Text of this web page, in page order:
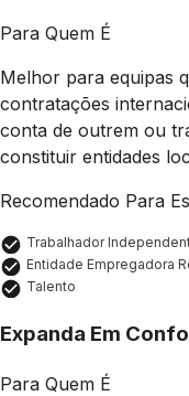
Para Quem É
Melhor para equipas
contratações
conta de outrem ou
constituir entidades
Recomendado Para
Trabalhador
Entidade Empregadora
Talento
Expanda Em
Para Quem É